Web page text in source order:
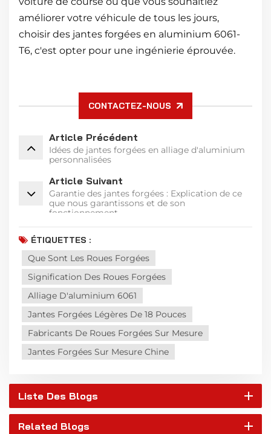
améliorer votre véhicule de tous les jours,
choisir des jantes forgées en aluminium 6061-
T6, c'est opter pour une ingénierie éprouvée.
CONTACTEZ-NOUS
Article Précédent
Idées de jantes forgées en alliage d'aluminium
personnalisées
Article Suivant
Garantie des jantes forgées : Explication de ce
que nous garantissons et de son
fonctionnement
ÉTIQUETTES :
Que Sont Les Roues Forgées
Signification Des Roues Forgées
Alliage D'aluminium 6061
Jantes Forgées Légères De 18 Pouces
Fabricants De Roues Forgées Sur Mesure
Jantes Forgées Sur Mesure Chine
Liste Des Blogs
Related Blogs